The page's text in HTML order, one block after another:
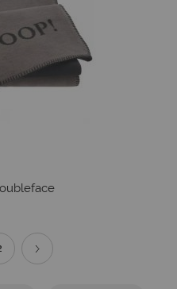
Страница
Страница
Продължи